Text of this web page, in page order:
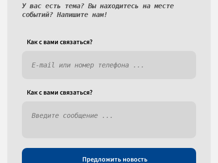
У вас есть тема? Вы находитесь на месте
событий? Напишите нам!
Как c вами связаться?
Как c вами связаться?
Предложить новость